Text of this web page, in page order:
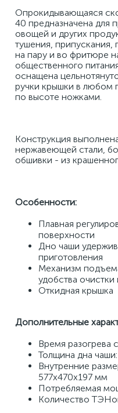
Опрокидывающаяся
40 предназначена для
овощей и других
тушения, припускания,
на пару и во фритюре
общественного
оснащена
ручки крышки в любом
по высоте ножками.
Конструкция
нержавеющей стали,
обшивки - из
Особенности:
Плавная
поверхности
Дно чаши
приготовления
Механизм
удобства
Откидная крышка
Дополнительные
Время разогрева
Толщина дна
Внутренние
577х470х197 мм
Потребляемая
Количество